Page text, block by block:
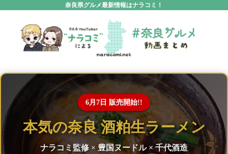
奈良県グルメ最新情報はナラコミ！
6月7日 販売開始!!
本気の奈良 酒粕生ラーメン
ナラコミ監修 × 豊国ヌードル × 千代酒造